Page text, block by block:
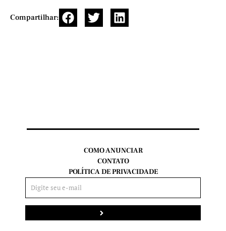
Compartilhar:
COMO ANUNCIAR
CONTATO
POLÍTICA DE PRIVACIDADE